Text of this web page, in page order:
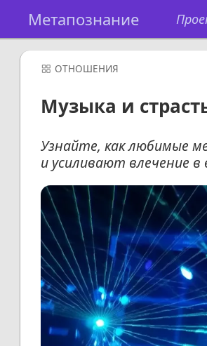
Метапознание
ОТНОШЕНИЯ
Музыка и
Узнайте, как любимые
и усиливают влечение